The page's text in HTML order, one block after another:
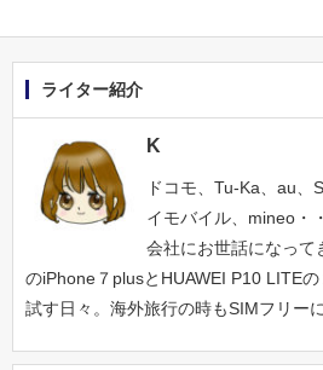
ライター紹介
K
ドコモ、Tu-Ka、au、
イモバイル、mineo・
会社にお世話になって
のiPhone７plusとHUAWEI P10 LITE
試す日々。海外旅行の時もSIMフリー